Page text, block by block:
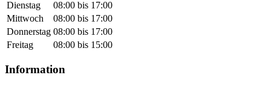
Dienstag
08:00 bis 17:00
Mittwoch
08:00 bis 17:00
Donnerstag 08:00 bis 17:00
Freitag
08:00 bis 15:00
Information